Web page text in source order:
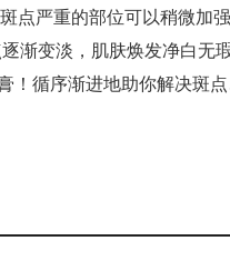
点严重的部位可以稍微加
渐变淡，肌肤焕发净白无瑕
！循序渐进地助你解决斑